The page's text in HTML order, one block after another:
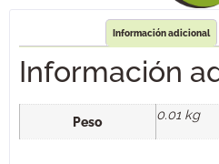
Información adicional
Información
Peso 0.01 kg